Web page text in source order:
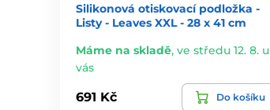
Silikonová otiskovací podložka -
Listy - Leaves XXL - 28 x 41 cm
Máme na skladě, ve středu 12. 8. u
vás
691 Kč Do košíku